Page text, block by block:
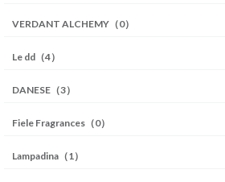
VERDANT ALCHEMY（0）
Le dd（4）
DANESE（3）
Fiele Fragrances（0）
Lampadina（1）